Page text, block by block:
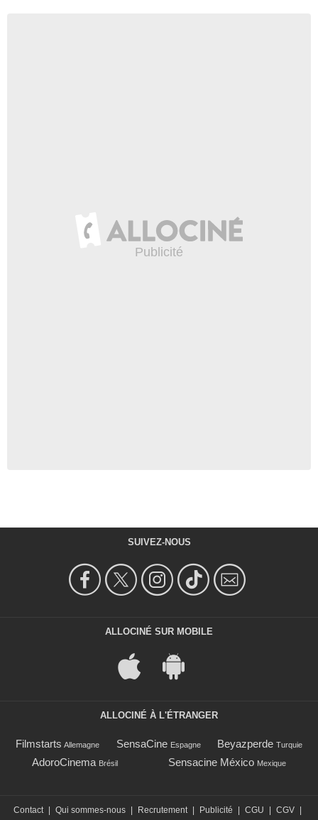
SUIVEZ-NOUS
ALLOCINÉ SUR MOBILE
ALLOCINÉ À L'ÉTRANGER
Filmstarts Allemagne SensaCine Espagne Beyazperde Turquie
AdoroCinema Brésil Sensacine México Mexique
Contact Qui sommes-nous Recrutement Publicité CGU CGV